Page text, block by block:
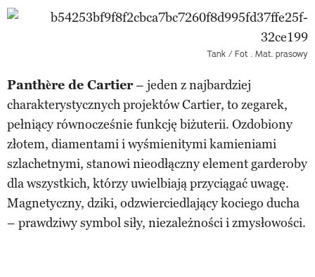
Tank / Fot . Mat. prasowy
Panthère de Cartier– jeden z najbardziej
charakterystycznych projektów Cartier, to zegarek,
pełniący równocześnie funkcję biżuterii. Ozdobiony
złotem, diamentami i wyśmienitymi kamieniami
szlachetnymi, stanowi nieodłączny element garderoby
dla wszystkich, którzy uwielbiają przyciągać uwagę.
Magnetyczny, dziki, odzwierciedlający kociego ducha
– prawdziwy symbol siły, niezależności i zmysłowości.